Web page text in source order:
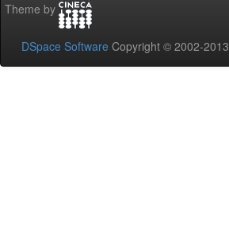
Theme by
DSpace Software Copyright © 2002-2013